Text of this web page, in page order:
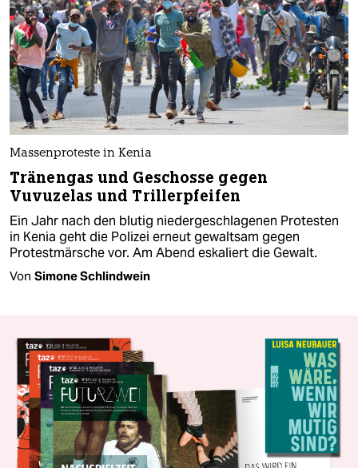
Massenproteste in Kenia
Tränengas und Geschosse gegen
Vuvuzelas und Trillerpfeifen
Ein Jahr nach den blutig niedergeschlagenen Protesten
in Kenia geht die Polizei erneut gewaltsam gegen
Protestmärsche vor. Am Abend eskaliert die Gewalt.
Von Simone Schlindwein